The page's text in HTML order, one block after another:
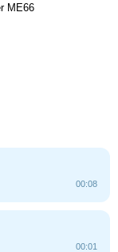
ME66
00:08
00:01